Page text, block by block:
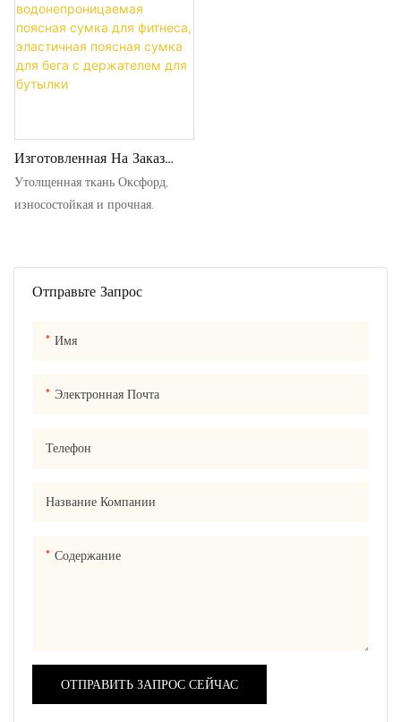
Отправьте Запрос
Имя
Электронная Почта
Телефон
Название Компании
Содержание
ОТПРАВИТЬ ЗАПРОС СЕЙЧАС
Изготовленная На Заказ
Неопреновая
Водонепроницаемая
Поясная Сумка Для Бега С
Держателем Для Бутылки
Утолщенная ткань Оксфорд,
износостойкая и прочная.